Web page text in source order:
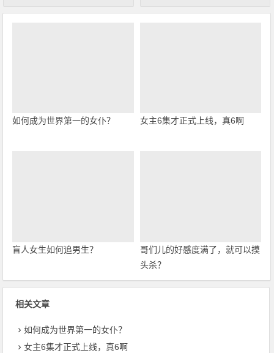
如何成为世界第一的女仆？ 女主6集才正式上线，真6啊
盲人女生如何追男生？
哥们儿的好感度满了，就可以摸
头杀？
相关文章
如何成为世界第一的女仆？
女主6集才正式上线，真6啊